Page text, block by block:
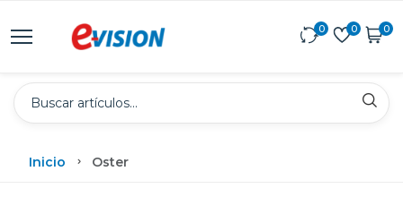
0 0 0
Inicio Oster